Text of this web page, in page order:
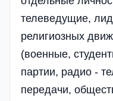
телеведущие,
религиозных
(военные,
партии, радио -
передачи,